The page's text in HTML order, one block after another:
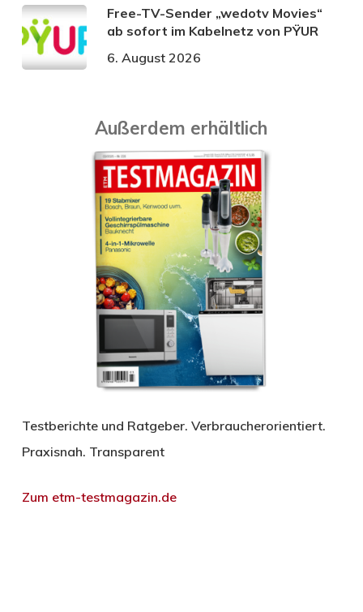
Free-TV-Sender „wedotv Movies“
ab sofort im Kabelnetz von PŸUR
6. August 2026
Außerdem erhältlich
Testberichte und Ratgeber. Verbraucherorientiert.
Praxisnah. Transparent
Zum etm-testmagazin.de